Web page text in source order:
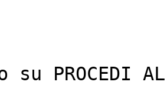
su PROCEDI